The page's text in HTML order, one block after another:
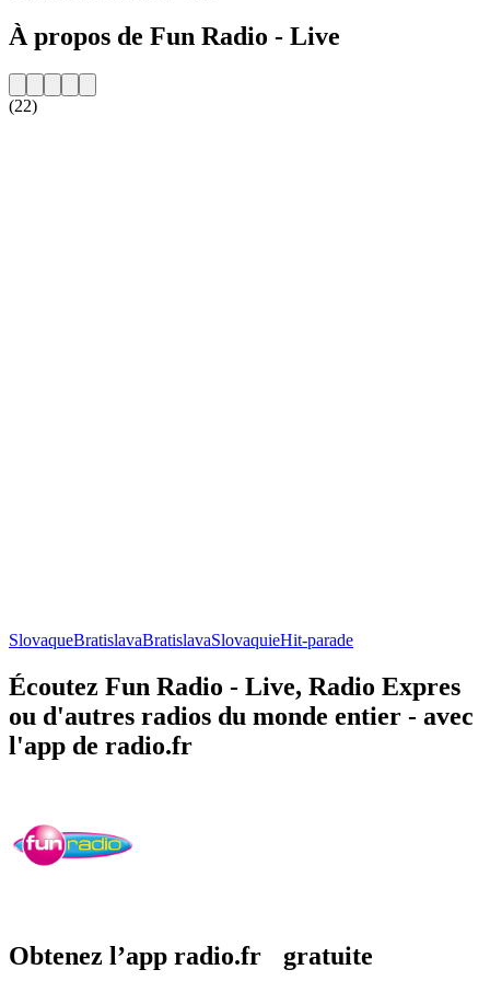
À propos de Fun Radio - Live
(22)
SlovaqueBratislavaBratislavaSlovaquieHit-parade
Écoutez Fun Radio - Live, Radio Expres
ou d'autres radios du monde entier - avec
l'app de radio.fr
Obtenez l’app radio.fr gratuite